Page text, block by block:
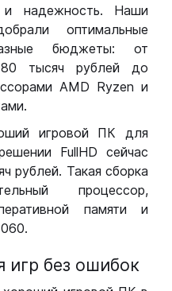
надежность. Наши
оптимальные
бюджеты: от
тысяч рублей до
AMD Ryzen и
игровой ПК для
FullHD сейчас
рублей. Такая сборка
процессор,
памяти и
игр без ошибок